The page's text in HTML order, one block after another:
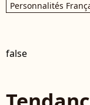
Personnalités
false